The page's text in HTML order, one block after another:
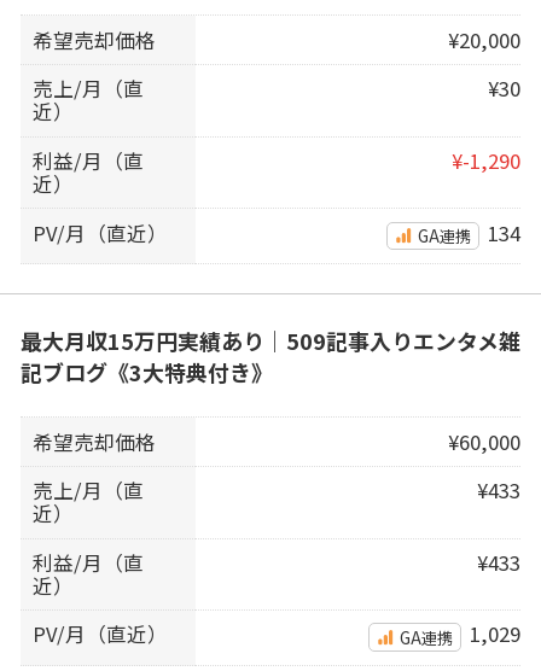
希望売却価格
¥20,000
売上/月（直
近）
¥30
利益/月（直
近）
¥-1,290
PV/月（直近） GA連携 134
最大月収15万円実績あり｜509記事入りエンタメ雑
記ブログ《3大特典付き》
希望売却価格
¥60,000
売上/月（直
近）
¥433
利益/月（直
近）
¥433
PV/月（直近） GA連携 1,029